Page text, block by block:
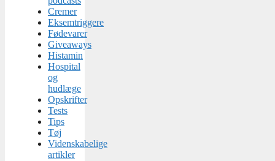
Cremer
Eksemtriggere
Fødevarer
Giveaways
Histamin
Hospital
og
hudlæge
Opskrifter
Tests
Tips
Tøj
Videnskabelige
artikler